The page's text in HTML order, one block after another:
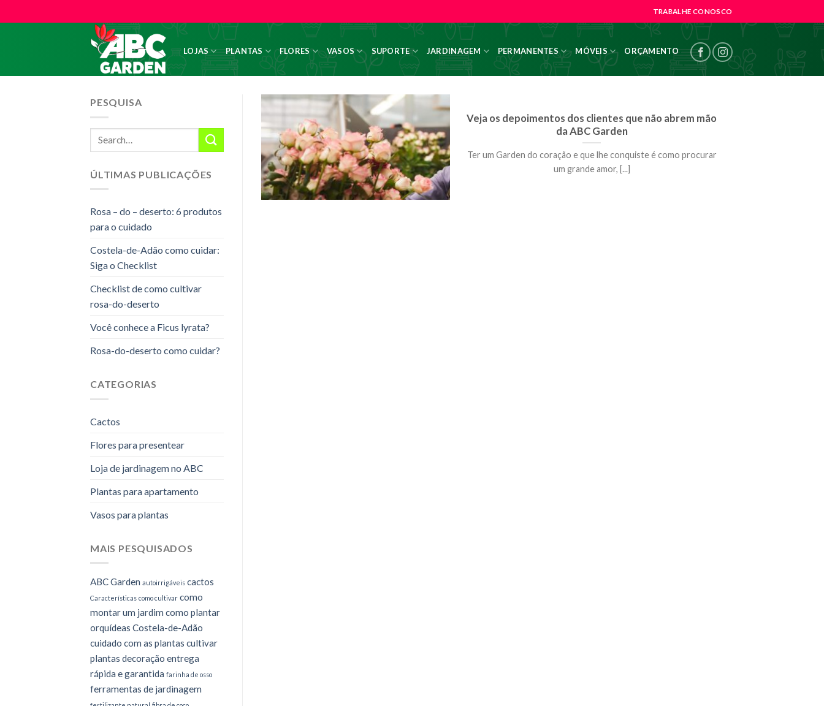
to
TRABALHE CONOSCO
LOJAS PLANTAS FLORES VASOS SUPORTE JARDINAGEM PERMANENTES MÓVEIS ORÇAMENTO
PESQUISA
ÚLTIMAS PUBLICAÇÕES
Rosa – do – deserto: 6 produtos
para o cuidado
Costela-de-Adão como cuidar:
Siga o Checklist
Checklist de como cultivar
rosa-do-deserto
Você conhece a Ficus lyrata?
Rosa-do-deserto como cuidar?
CATEGORIAS
Cactos
Flores para presentear
Loja de jardinagem no ABC
Plantas para apartamento
Vasos para plantas
MAIS PESQUISADOS
ABC Garden autoirrigáveis cactos
Características como cultivar como
montar um jardim como plantar
orquídeas Costela-de-Adão
cuidado com as plantas cultivar
plantas decoração entrega
rápida e garantida farinha de osso
ferramentas de jardinagem
Veja os depoimentos dos clientes que não abrem mão
da ABC Garden
Ter um Garden do coração e que lhe conquiste é como procurar
um grande amor, [...]